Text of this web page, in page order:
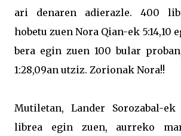
ari denaren adierazle. 400
hobetu zuen Nora Qian-ek 5:14,10
bera egin zuen 100 bular
1:28,09an utziz. Zorionak Nora!!
Mutiletan, Lander Sorozabal-
librea egin zuen, aurreko